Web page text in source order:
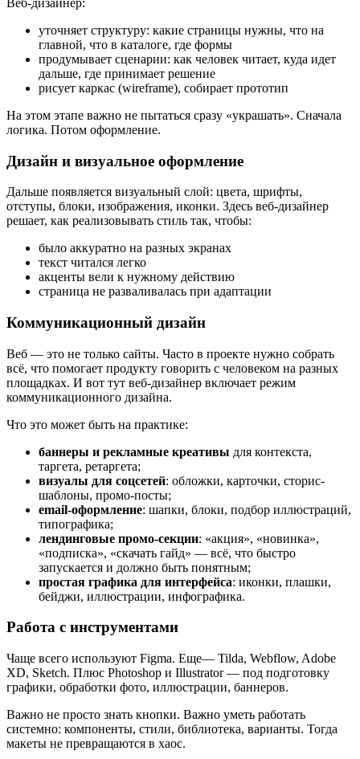
уточняет структуру: какие страницы нужны, что на
главной, что в каталоге, где формы
продумывает сценарии: как человек читает, куда идет
дальше, где принимает решение
рисует каркас (wireframe), собирает прототип
На этом этапе важно не пытаться сразу «украшать». Сначала
логика. Потом оформление.
Дизайн и визуальное оформление
Дальше появляется визуальный слой: цвета, шрифты,
отступы, блоки, изображения, иконки. Здесь веб-дизайнер
решает, как реализовывать стиль так, чтобы:
было аккуратно на разных экранах
текст читался легко
акценты вели к нужному действию
страница не разваливалась при адаптации
Коммуникационный дизайн
Веб — это не только сайты. Часто в проекте нужно собрать
всё, что помогает продукту говорить с человеком на разных
площадках. И вот тут веб-дизайнер включает режим
коммуникационного дизайна.
Что это может быть на практике:
баннеры и рекламные креативы для контекста,
таргета, ретаргета;
визуалы для соцсетей: обложки, карточки, сторис-
шаблоны, промо-посты;
email-оформление: шапки, блоки, подбор иллюстраций,
типографика;
лендинговые промо-секции: «акция», «новинка»,
«подписка», «скачать гайд» — всё, что быстро
запускается и должно быть понятным;
простая графика для интерфейса: иконки, плашки,
бейджи, иллюстрации, инфографика.
Работа с инструментами
Чаще всего используют Figma. Еще— Tilda, Webflow, Adobe
XD, Sketch. Плюс Photoshop и Illustrator — под подготовку
графики, обработки фото, иллюстрации, баннеров.
Важно не просто знать кнопки. Важно уметь работать
системно: компоненты, стили, библиотека, варианты. Тогда
макеты не превращаются в хаос.